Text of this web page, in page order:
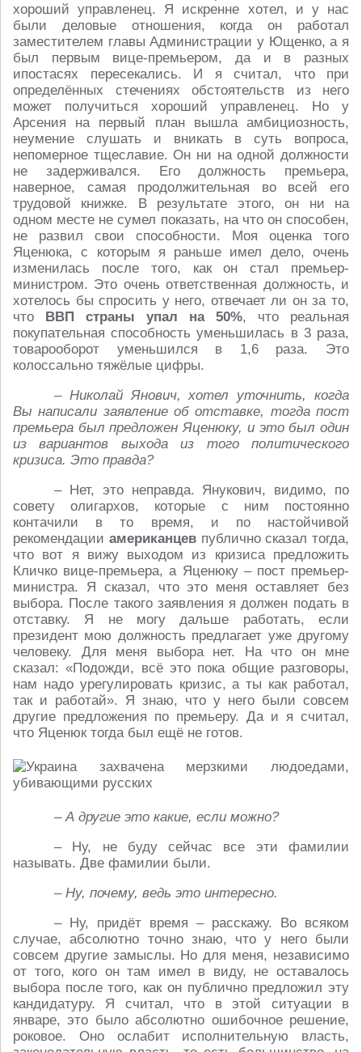
хороший управленец. Я искренне хотел, и у нас
были деловые отношения, когда он работал
заместителем главы Администрации у Ющенко, а я
был первым вице-премьером, да и в разных
ипостасях пересекались. И я считал, что при
определённых стечениях обстоятельств из него
может получиться хороший управленец. Но у
Арсения на первый план вышла амбициозность,
неумение слушать и вникать в суть вопроса,
непомерное тщеславие. Он ни на одной должности
не задерживался. Его должность премьера,
наверное, самая продолжительная во всей его
трудовой книжке. В результате этого, он ни на
одном месте не сумел показать, на что он способен,
не развил свои способности. Моя оценка того
Яценюка, с которым я раньше имел дело, очень
изменилась после того, как он стал премьер-
министром. Это очень ответственная должность, и
хотелось бы спросить у него, отвечает ли он за то,
что ВВП страны упал на 50%, что реальная
покупательная способность уменьшилась в 3 раза,
товарооборот уменьшился в 1,6 раза. Это
колоссально тяжёлые цифры.
– Николай Янович, хотел уточнить, когда
Вы написали заявление об отставке, тогда пост
премьера был предложен Яценюку, и это был один
из вариантов выхода из того политического
кризиса. Это правда?
– Нет, это неправда. Янукович, видимо, по
совету олигархов, которые с ним постоянно
контачили в то время, и по настойчивой
рекомендации американцевпублично сказал тогда,
что вот я вижу выходом из кризиса предложить
Кличко вице-премьера, а Яценюку – пост премьер-
министра. Я сказал, что это меня оставляет без
выбора. После такого заявления я должен подать в
отставку. Я не могу дальше работать, если
президент мою должность предлагает уже другому
человеку. Для меня выбора нет. На что он мне
сказал: «Подожди, всё это пока общие разговоры,
нам надо урегулировать кризис, а ты как работал,
так и работай». Я знаю, что у него были совсем
другие предложения по премьеру. Да и я считал,
что Яценюк тогда был ещё не готов.
– А другие это какие, если можно?
– Ну, не буду сейчас все эти фамилии
называть. Две фамилии были.
– Ну, почему, ведь это интересно.
– Ну, придёт время – расскажу. Во всяком
случае, абсолютно точно знаю, что у него были
совсем другие замыслы. Но для меня, независимо
от того, кого он там имел в виду, не оставалось
выбора после того, как он публично предложил эту
кандидатуру. Я считал, что в этой ситуации в
январе, это было абсолютно ошибочное решение,
роковое. Оно ослабит исполнительную власть,